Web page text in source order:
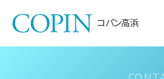
コパン高浜